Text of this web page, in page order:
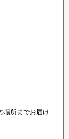
場所までお届け